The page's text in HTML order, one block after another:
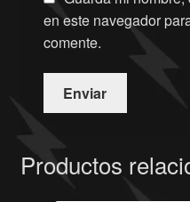
en este navegador
comente.
Productos